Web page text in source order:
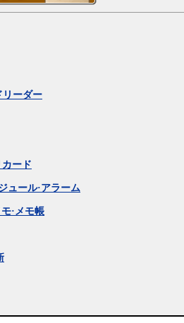
リーダー
ード
ュール·アラーム
·メモ帳